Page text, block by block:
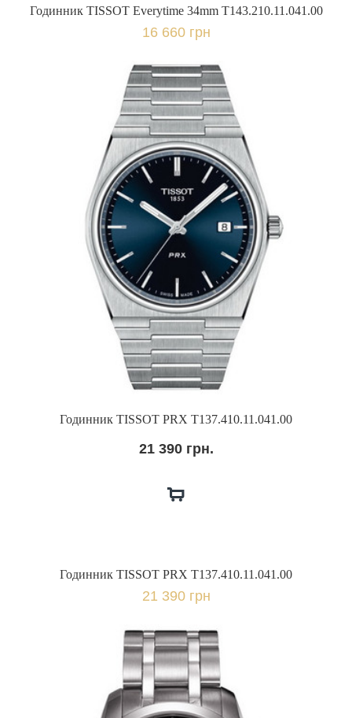
Годинник TISSOT Everytime 34mm T143.210.11.041.00
16 660 грн
Годинник TISSOT PRX T137.410.11.041.00
21 390 грн.
Годинник TISSOT PRX T137.410.11.041.00
21 390 грн